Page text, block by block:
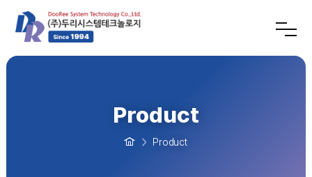
Product
Product